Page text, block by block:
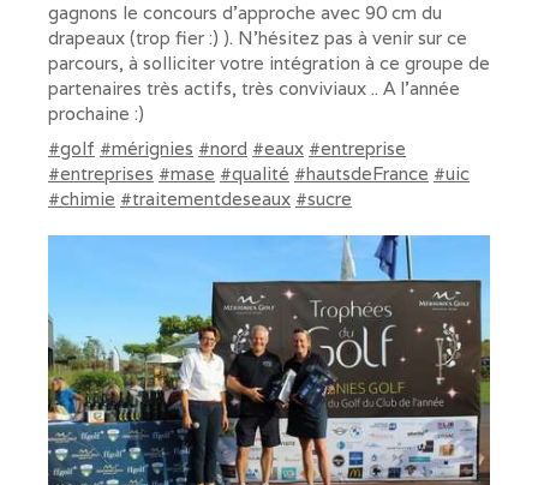
gagnons le concours d'approche avec 90 cm du
drapeaux (trop fier :) ). N'hésitez pas à venir sur ce
parcours, à solliciter votre intégration à ce groupe de
partenaires très actifs, très conviviaux .. A l'année
prochaine :)
#golf #mérignies #nord #eaux #entreprise
#entreprises #mase #qualité #hautsdeFrance #uic
#chimie #traitementdeseaux #sucre